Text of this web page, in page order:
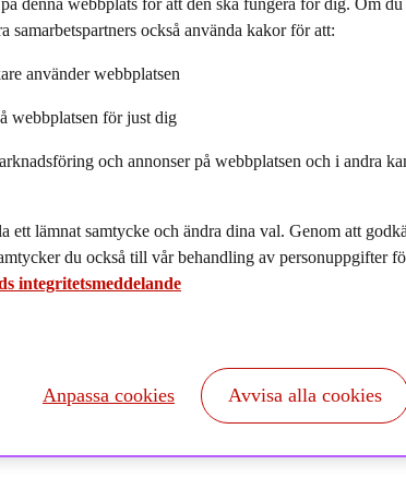
Dagens Nyheter
samarbetspartners också använda kakor för att:
använder webbplatsen
webbplatsen för just dig
och annonser på webbplatsen och i andra
ett lämnat samtycke och ändra dina val. Genom att
du också till vår behandling av personuppgifter
integritetsmeddelande
Anpassa cookies Avvisa alla cookies